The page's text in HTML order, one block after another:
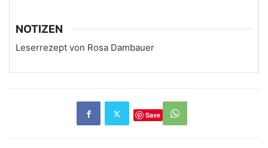
NOTIZEN
Leserrezept von Rosa Dambauer
Save